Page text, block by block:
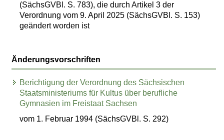
(SächsGVBl. S. 783), die durch Artikel 3 der
Verordnung vom 9. April 2025 (SächsGVBl. S. 153)
geändert worden ist
Änderungsvorschriften
Berichtigung der Verordnung des Sächsischen
Staatsministeriums für Kultus über berufliche
Gymnasien im Freistaat Sachsen
vom 1. Februar 1994 (SächsGVBl. S. 292)